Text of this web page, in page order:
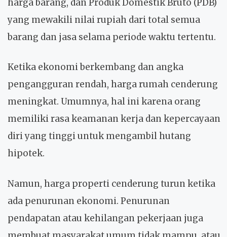
harga barang, dan Produk Domestik Bruto (PDB)
yang mewakili nilai rupiah dari total semua
barang dan jasa selama periode waktu tertentu.
Ketika ekonomi berkembang dan angka
pengangguran rendah, harga rumah cenderung
meningkat. Umumnya, hal ini karena orang
memiliki rasa keamanan kerja dan kepercayaan
diri yang tinggi untuk mengambil hutang
hipotek.
Namun, harga properti cenderung turun ketika
ada penurunan ekonomi. Penurunan
pendapatan atau kehilangan pekerjaan juga